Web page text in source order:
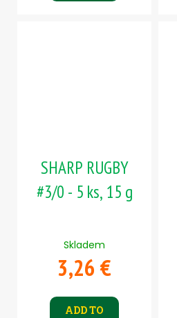
SHARP RUGBY
#3/0 - 5 ks, 15 g
Skladem
3,26 €
ADD TO